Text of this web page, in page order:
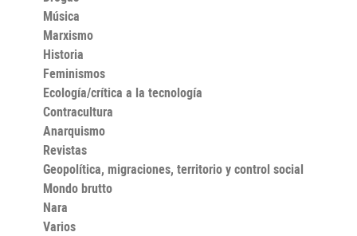
Música
Marxismo
Historia
Feminismos
Ecología/crítica a la tecnología
Contracultura
Anarquismo
Revistas
Geopolítica, migraciones, territorio y control social
Mondo brutto
Nara
Varios